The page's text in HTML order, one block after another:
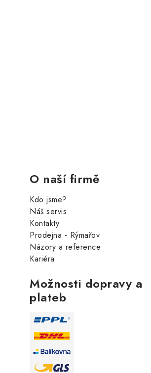
O naší firmě
Kdo jsme?
Náš servis
Kontakty
Prodejna - Rýmařov
Názory a reference
Kariéra
Možnosti dopravy a
plateb